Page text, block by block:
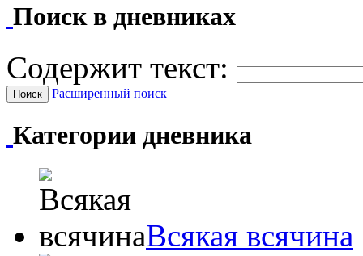
Поиск в дневниках
Содержит текст:
Расширенный поиск
Категории дневника
Всякая всячина